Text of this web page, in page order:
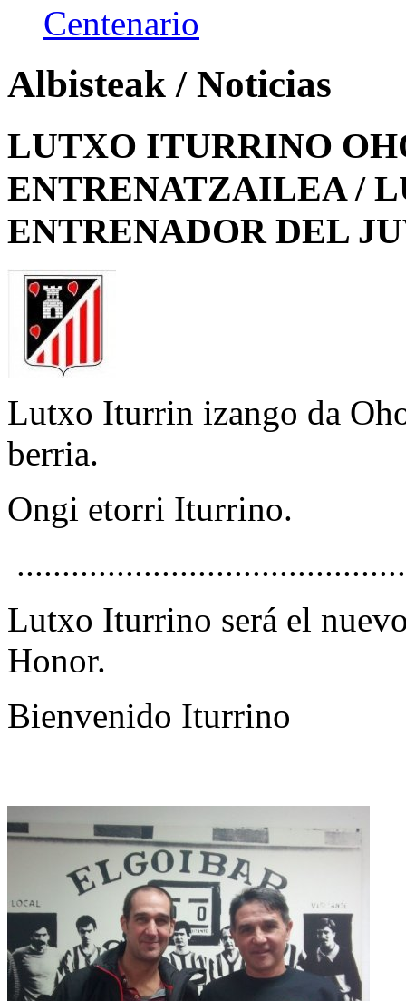
Centenario
Albisteak / Noticias
LUTXO ITURRINO
ENTRENATZAILEA /
ENTRENADOR DEL
Lutxo Iturrin izango da
berria.
Ongi etorri Iturrino.
Lutxo Iturrino será el
Honor.
Bienvenido Iturrino